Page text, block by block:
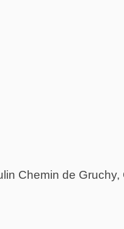
Chemin de Gruchy,